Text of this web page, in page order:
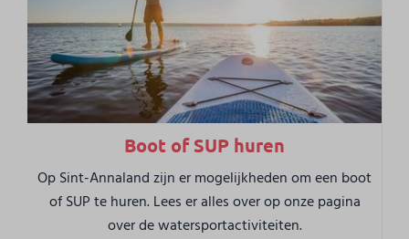
Boot of SUP huren
Op Sint-Annaland zijn er mogelijkheden om een boot
of SUP te huren. Lees er alles over op onze pagina
over de watersportactiviteiten.